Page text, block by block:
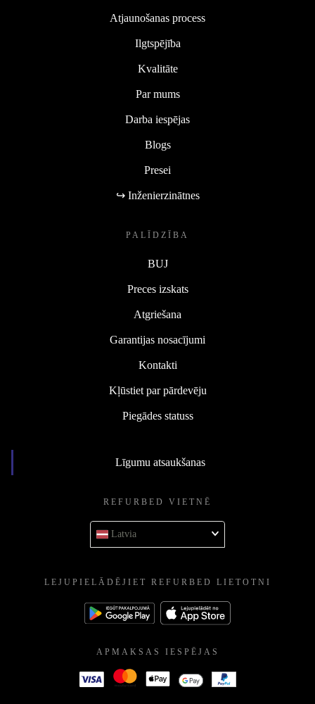
Atjaunošanas process
Ilgtspējība
Kvalitāte
Par mums
Darba iespējas
Blogs
Presei
↪ Inženierzinātnes
PALĪDZĪBA
BUJ
Preces izskats
Atgriešana
Garantijas nosacījumi
Kontakti
Kļūstiet par pārdevēju
Piegādes statuss
Līgumu atsaukšanas
REFURBED VIETNĒ
Latvia
LEJUPIELĀDĒJIET REFURBED LIETOTNI
APMAKSAS IESPĒJAS